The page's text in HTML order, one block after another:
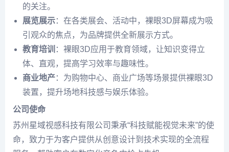
的关注。
展览展示：在各类展会、活动中，裸眼3D屏幕成为吸
引观众的焦点，为品牌提供全新展示方式。
教育培训 ：裸眼3D应用于教育领域，让知识变得立
体、直观，提高学习效率与趣味性。
商业地产：为购物中心、商业广场等场景提供裸眼3D
装置，提升场地科技感与娱乐体验。
公司使命
苏州星域视感科技有限公司秉承“科技赋能视觉未来”的使
命，致力于为客户提供从创意设计到技术实现的全流程